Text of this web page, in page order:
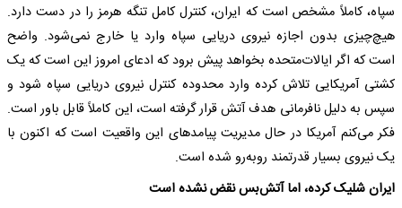
سپاه، کاملاً مشخص است که ایران، کنترل کامل تنگه هرمز را در دست دارد.
هیچ‌چیزی بدون اجازه نیروی دریایی سپاه وارد یا خارج نمی‌شود. واضح
است که اگر ایالات‌متحده بخواهد پیش برود که ادعای امروز این است که یک
کشتی آمریکایی تلاش کرده وارد محدوده کنترل نیروی دریایی سپاه شود و
سپس به دلیل نافرمانی هدف آتش قرار گرفته است، این کاملاً قابل باور است.
فکر می‌کنم آمریکا در حال مدیریت پیامدهای این واقعیت است که اکنون با
یک نیروی بسیار قدرتمند روبه‌رو شده است.
ایران شلیک کرده، اما آتش‌بس نقض نشده است